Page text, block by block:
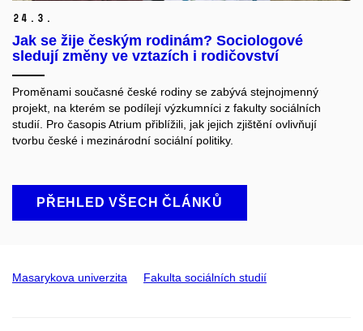
24. 3.
Jak se žije českým rodinám? Sociologové
sledují změny ve vztazích i rodičovství
Proměnami současné české rodiny se zabývá stejnojmenný
projekt, na kterém se podílejí výzkumníci z fakulty sociálních
studií. Pro časopis Atrium přiblížili, jak jejich zjištění ovlivňují
tvorbu české i mezinárodní sociální politiky.
PŘEHLED VŠECH ČLÁNKŮ
Masarykova univerzita Fakulta sociálních studií